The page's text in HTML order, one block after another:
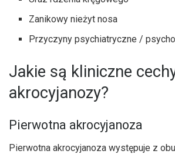
Zanikowy nieżyt nosa
Przyczyny psychiatryczne /
Jakie są kliniczne
akrocyjanozy?
Pierwotna akrocyjanoza
Pierwotna akrocyjanoza występuje z